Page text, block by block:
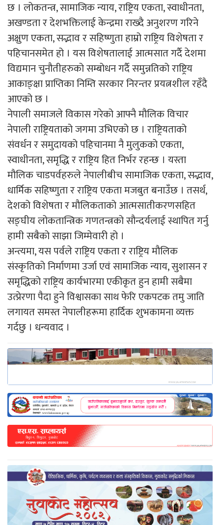
छ । लोकतन्त्र, सामाजिक न्याय, राष्ट्रिय एकता, स्वाधीनता,
अखण्डता र देशभक्तिलाई केन्द्रमा राख्दै अनुशरण गरिने
अक्षुण एकता, सद्भाव र सहिष्णुता हाम्रो राष्ट्रिय विशेषता र
पहिचानसमेत हो । यस विशेषतालाई आत्मसात गर्दै देशमा
विद्यमान चुनौतीहरुको सम्बोधन गर्दै समुन्नतिको राष्ट्रिय
आकाङ्क्षा प्राप्तिका निम्ति सरकार निरन्तर प्रयत्नशील रहँदै
आएको छ ।
नेपाली समाजले विकास गरेको आफ्नै मौलिक विचार
नेपाली राष्ट्रियताको जगमा उभिएको छ । राष्ट्रियताको
संवर्धन र समुदायको पहिचानमा नै मुलुकको एकता,
स्वाधीनता, समृद्धि र राष्ट्रिय हित निर्भर रहन्छ । यस्ता
मौलिक चाडपर्वहरुले नेपालीबीच सामाजिक एकता, सद्भाव,
धार्मिक सहिष्णुता र राष्ट्रिय एकता मजबुत बनाउँछ । तसर्थ,
देशको विशेषता र मौलिकताको आत्मसातीकरणसहित
सङ्घीय लोकतान्त्रिक गणतन्त्रको सौन्दर्यलाई स्थापित गर्नु
हामी सबैको साझा जिम्मेवारी हो ।
अन्त्यमा, यस पर्वले राष्ट्रिय एकता र राष्ट्रिय मौलिक
संस्कृतिको निर्माणमा उर्जा एवं सामाजिक न्याय, सुशासन र
समृद्धिको राष्ट्रिय कार्यभारमा एकीकृत हुन हामी सबैमा
उत्प्रेरणा पैदा हुने विश्वासका साथ फेरि एकपटक तमु जाति
लगायत समस्त नेपालीहरूमा हार्दिक शुभकामना व्यक्त
गर्दछु । धन्यवाद ।